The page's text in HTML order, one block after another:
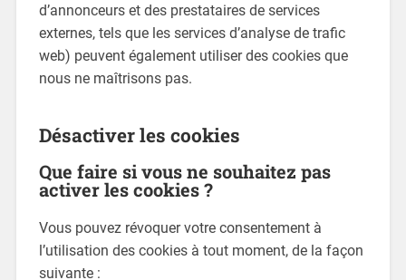
d’annonceurs et des prestataires de services
externes, tels que les services d’analyse de trafic
web) peuvent également utiliser des cookies que
nous ne maîtrisons pas.
Désactiver les cookies
Que faire si vous ne souhaitez pas
activer les cookies ?
Vous pouvez révoquer votre consentement à
l’utilisation des cookies à tout moment, de la façon
suivante :